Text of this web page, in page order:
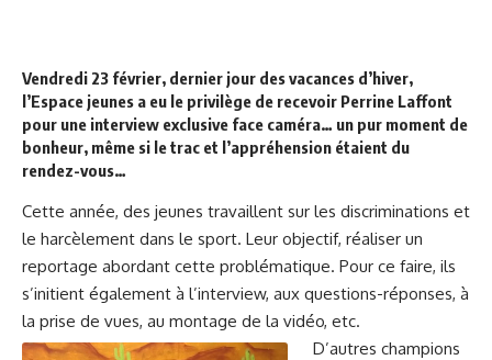
Vendredi 23 février, dernier jour des vacances d’hiver,
l’Espace jeunes a eu le privilège de recevoir Perrine Laffont
pour une interview exclusive face caméra… un pur moment de
bonheur, même si le trac et l’appréhension étaient du
rendez-vous…
Cette année, des jeunes travaillent sur les discriminations et
le harcèlement dans le sport. Leur objectif, réaliser un
reportage abordant cette problématique. Pour ce faire, ils
s’initient également à l’interview, aux questions-réponses, à
la prise de vues, au montage de la vidéo, etc.
D’autres champions